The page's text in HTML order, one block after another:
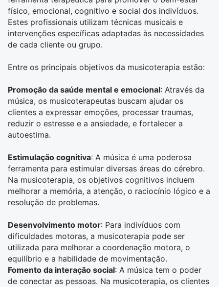
físico, emocional, cognitivo e social dos indivíduos.
Estes profissionais utilizam técnicas musicais e
intervenções específicas adaptadas às necessidades
de cada cliente ou grupo.
Entre os principais objetivos da musicoterapia estão:
Promoção da saúde mental e emocional: Através da
música, os musicoterapeutas buscam ajudar os
clientes a expressar emoções, processar traumas,
reduzir o estresse e a ansiedade, e fortalecer a
autoestima.
Estimulação cognitiva: A música é uma poderosa
ferramenta para estimular diversas áreas do cérebro.
Na musicoterapia, os objetivos cognitivos incluem
melhorar a memória, a atenção, o raciocínio lógico e a
resolução de problemas.
Desenvolvimento motor: Para indivíduos com
dificuldades motoras, a musicoterapia pode ser
utilizada para melhorar a coordenação motora, o
equilíbrio e a habilidade de movimentação.
Fomento da interação social: A música tem o poder
de conectar as pessoas. Na musicoterapia, os clientes